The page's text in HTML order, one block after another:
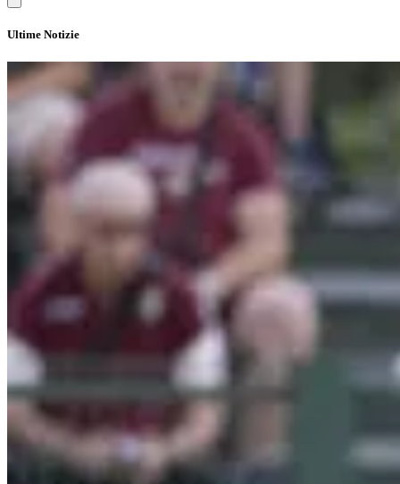
Ultime Notizie